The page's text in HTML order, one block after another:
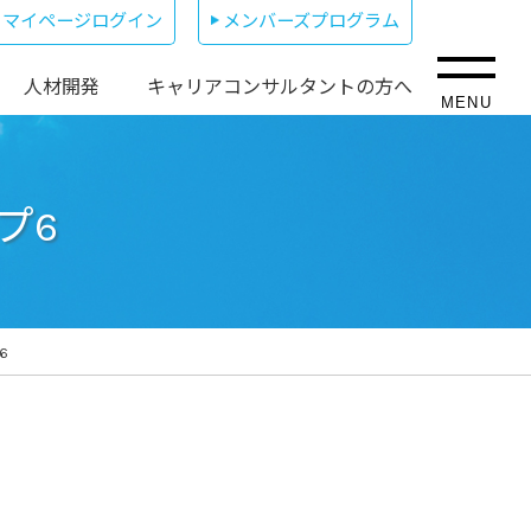
マイページログイン メンバーズプログラム
人材開発 キャリアコンサルタントの方へ
MENU
6